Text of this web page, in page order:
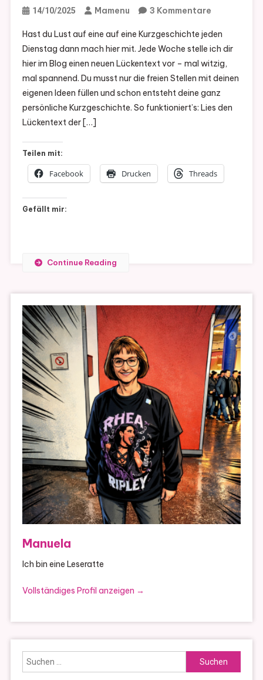
14/10/2025 Mamenu 3 KommentareZu
Aktion)
Zum
Ausfüllen
Hast du Lust auf eine auf eine Kurzgeschichte jeden
Dienstag dann mach hier mit. Jede Woche stelle ich dir
hier im Blog einen neuen Lückentext vor – mal witzig,
mal spannend. Du musst nur die freien Stellen mit deinen
eigenen Ideen füllen und schon entsteht deine ganz
persönliche Kurzgeschichte. So funktioniert’s: Lies den
Lückentext der […]
Teilen mit:
Facebook Drucken Threads
Gefällt mir:
Continue Reading
Manuela
Ich bin eine Leseratte
Vollständiges Profil anzeigen →
Suchen
nach: